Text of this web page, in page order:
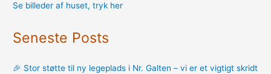
Se billeder af huset, tryk her
Seneste Posts
🎉 Stor støtte til ny legeplads i Nr. Galten – vi er et vigtigt skridt